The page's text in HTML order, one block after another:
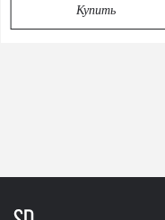
Купить